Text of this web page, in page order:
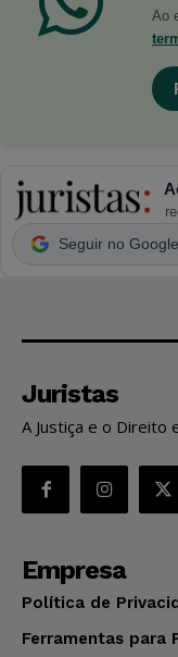
Ao
Seguir no Google
Juristas
A Justiça e o Direito
Empresa
Política de
Ferramentas para